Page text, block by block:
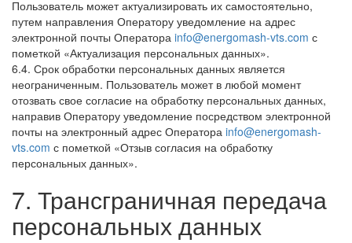
Пользователь может актуализировать их самостоятельно,
путем направления Оператору уведомление на адрес
электронной почты Оператора info@energomash-vts.com с
пометкой «Актуализация персональных данных».
6.4. Срок обработки персональных данных является
неограниченным. Пользователь может в любой момент
отозвать свое согласие на обработку персональных данных,
направив Оператору уведомление посредством электронной
почты на электронный адрес Оператора info@energomash-
vts.com с пометкой «Отзыв согласия на обработку
персональных данных».
7. Трансграничная передача
персональных данных